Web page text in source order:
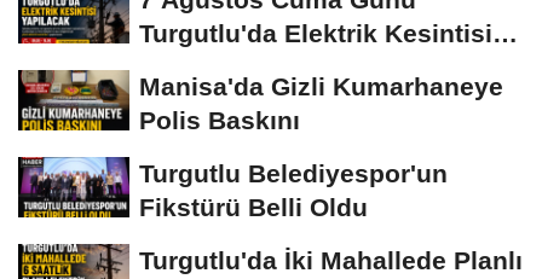
Turgutlu'da Elektrik Kesintisi
Manisa'da Gizli Kumarhaneye
Polis Baskını
Turgutlu Belediyespor'un
Fikstürü Belli Oldu
Turgutlu'da İki Mahallede Planlı